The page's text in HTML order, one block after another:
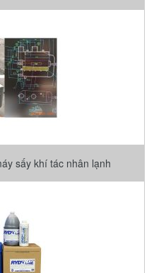
sấy khí tác nhân lạnh